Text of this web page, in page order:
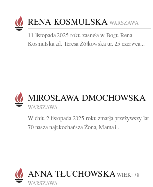
RENA KOSMULSKA WARSZAWA
11 listopada 2025 roku zasnęła w Bogu Rena
Kosmulska zd. Teresa Żółkowska ur. 25 czerwca...
MIROSŁAWA DMOCHOWSKA
WARSZAWA
W dniu 2 listopada 2025 roku zmarła przeżywszy lat
70 nasza najukochańsza Żona, Mama i...
ANNA TŁUCHOWSKA WIEK: 78
WARSZAWA